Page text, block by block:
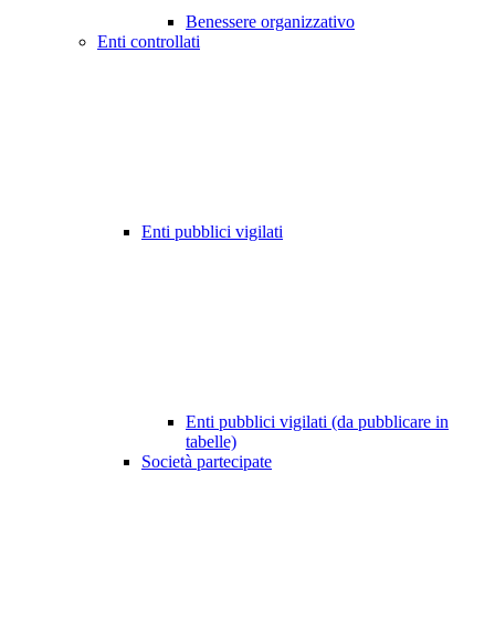
Benessere organizzativo
Enti controllati
Enti pubblici vigilati
Enti pubblici vigilati (da pubblicare in
tabelle)
Società partecipate